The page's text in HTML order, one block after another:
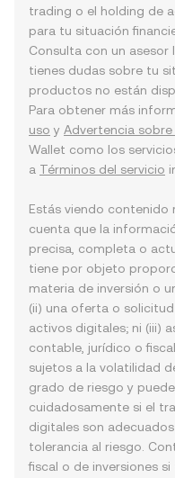
trading o el holding de
para tu situación
Consulta con un asesor
tienes dudas sobre tu
productos no están
Para obtener más
uso y Advertencia
Wallet como los
a Términos del servicio
Estás viendo contenido
cuenta que la
precisa, completa o
tiene por objeto
materia de inversión o
(ii) una oferta o
activos digitales; ni (iii)
contable, jurídico o
sujetos a la volatilidad
grado de riesgo y
cuidadosamente si el
digitales son
tolerancia al riesgo.
fiscal o de inversiones